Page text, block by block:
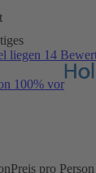
liegen 14
100% vor
Preis pro Person